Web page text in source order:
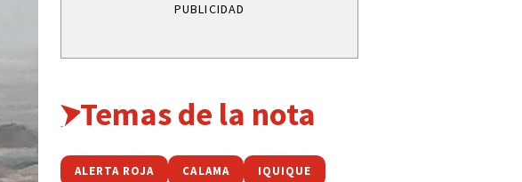
PUBLICIDAD
Temas de la nota
ALERTA ROJA CALAMA IQUIQUE